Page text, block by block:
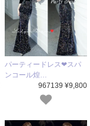
パーティードレス❤スパ
ンコール煌…
967139 ¥9,800